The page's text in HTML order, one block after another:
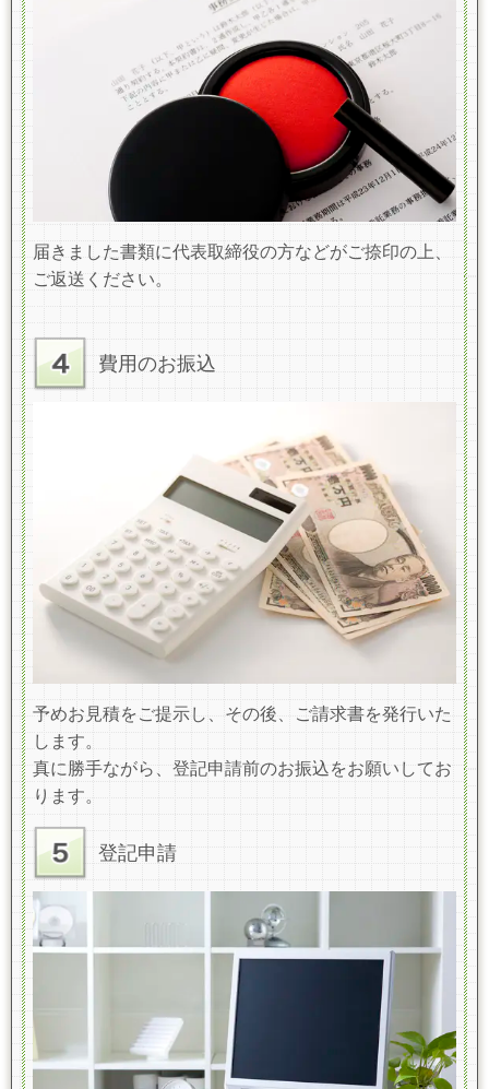
届きました書類に代表取締役の方などがご捺印の上、
ご返送ください。
費用のお振込
予めお見積をご提示し、その後、ご請求書を発行いた
します。
真に勝手ながら、登記申請前のお振込をお願いしてお
ります。
登記申請